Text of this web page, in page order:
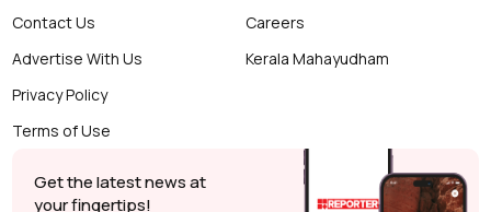
Contact Us
Advertise With Us
Privacy Policy
Terms of Use
Careers
Kerala Mahayudham
Get the latest news at
your fingertips!